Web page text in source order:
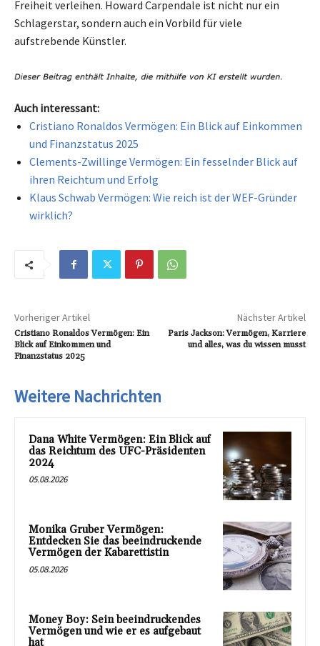
Freiheit verleihen. Howard Carpendale ist nicht nur ein
Schlagerstar, sondern auch ein Vorbild für viele
aufstrebende Künstler.
Auch interessant:
Cristiano Ronaldos Vermögen: Ein Blick auf Einkommen
und Finanzstatus 2025
Clements-Zwillinge Vermögen: Ein fesselnder Blick auf
ihren Reichtum und Erfolg
Klaus Schwab Vermögen: Wie reich ist der WEF-Gründer
wirklich?
Vorheriger Artikel
Cristiano Ronaldos Vermögen: Ein
Blick auf Einkommen und
Finanzstatus 2025
Nächster Artikel
Paris Jackson: Vermögen, Karriere
und alles, was du wissen musst
Weitere Nachrichten
Dana White Vermögen: Ein Blick auf
das Reichtum des UFC-Präsidenten
2024
05.08.2026
Monika Gruber Vermögen:
Entdecken Sie das beeindruckende
Vermögen der Kabarettistin
05.08.2026
Money Boy: Sein beeindruckendes
Vermögen und wie er es aufgebaut
hat